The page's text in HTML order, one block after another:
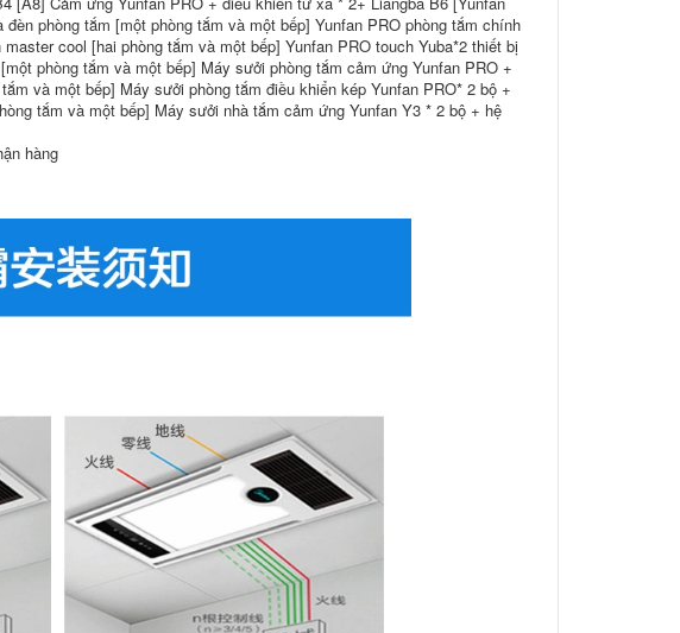
phòng tắm [một phòng tắm và một bếp] Yunfan PRO phòng tắm chính
cool [hai phòng tắm và một bếp] Yunfan PRO touch Yuba*2 thiết bị
phòng tắm và một bếp] Máy sưởi phòng tắm cảm ứng Yunfan PRO +
và một bếp] Máy sưởi phòng tắm điều khiển kép Yunfan PRO* 2 bộ +
tắm và một bếp] Máy sưởi nhà tắm cảm ứng Yunfan Y3 * 2 bộ + hệ
hàng